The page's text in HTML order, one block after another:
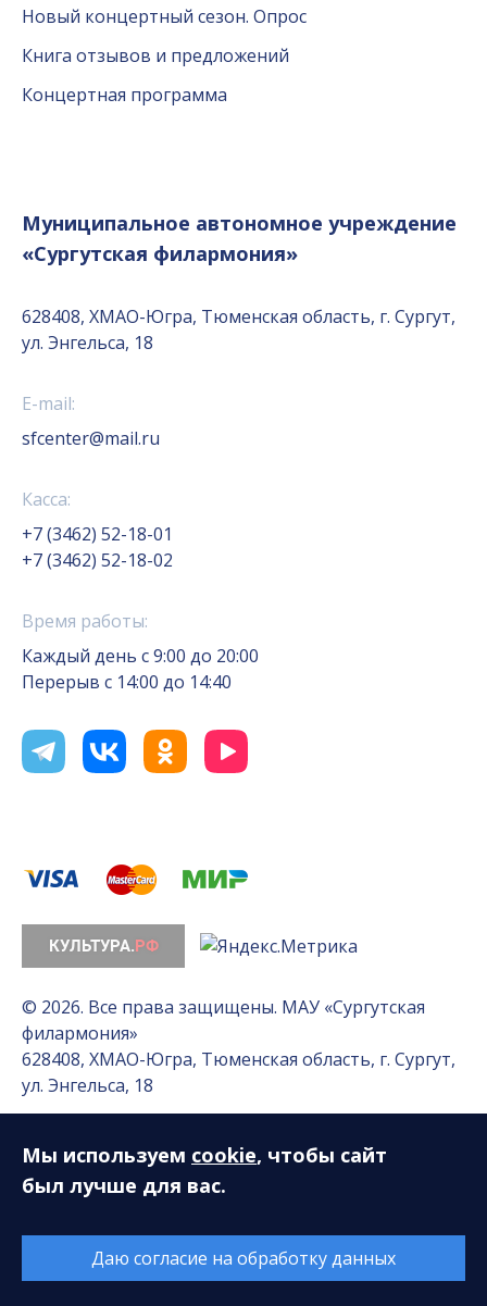
Новый концертный сезон. Опрос
Книга отзывов и предложений
Концертная программа
Муниципальное автономное учреждение
«Сургутская филармония»
628408, ХМАО-Югра, Тюменская область, г. Сургут,
ул. Энгельса, 18
E-mail:
sfcenter@mail.ru
Касса:
+7 (3462) 52-18-01
+7 (3462) 52-18-02
Время работы:
Каждый день с 9:00 до 20:00
Перерыв с 14:00 до 14:40
© 2026. Все права защищены. МАУ «Сургутская
филармония»
628408, ХМАО-Югра, Тюменская область, г. Сургут,
ул. Энгельса, 18
Разработка сайта — Интернет-лаборатория
«Делиссимо»
Обслуживание сайта —А1 Интернет-Эксперт
Мы используем cookie, чтобы сайт
был лучше для вас.
Даю согласие на обработку данных